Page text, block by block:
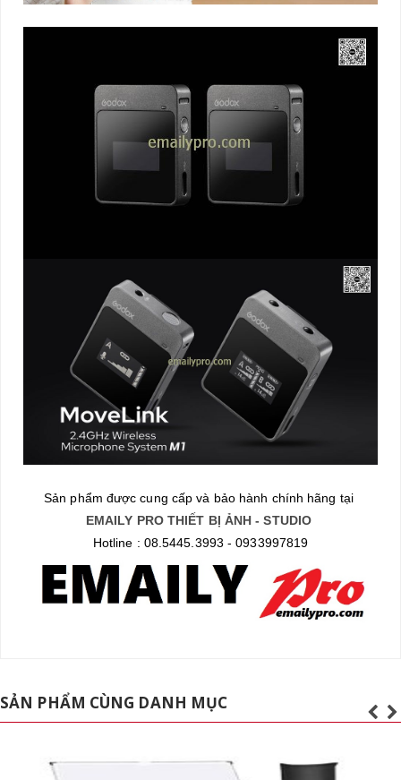
Sản phẩm được cung cấp và bảo hành chính hãng tại
EMAILY PRO THIẾT BỊ ẢNH - STUDIO
Hotline : 08.5445.3993 - 0933997819
SẢN PHẨM CÙNG DANH MỤC